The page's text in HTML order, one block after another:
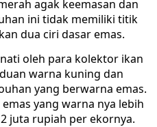
agak keemasan dan
ini tidak memiliki titik
dua ciri dasar emas.
oleh para kolektor ikan
warna kuning dan
yang berwarna emas.
yang warna nya lebih
juta rupiah per ekornya.